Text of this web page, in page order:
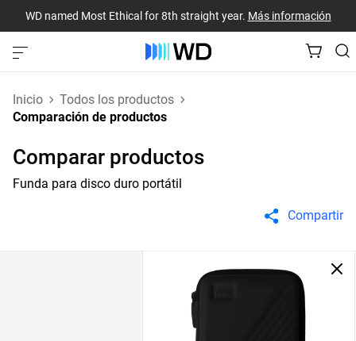
WD named Most Ethical for 8th straight year. Más información
Inicio
Todos los productos
Comparación de productos
Comparar productos
Funda para disco duro portátil
Compartir